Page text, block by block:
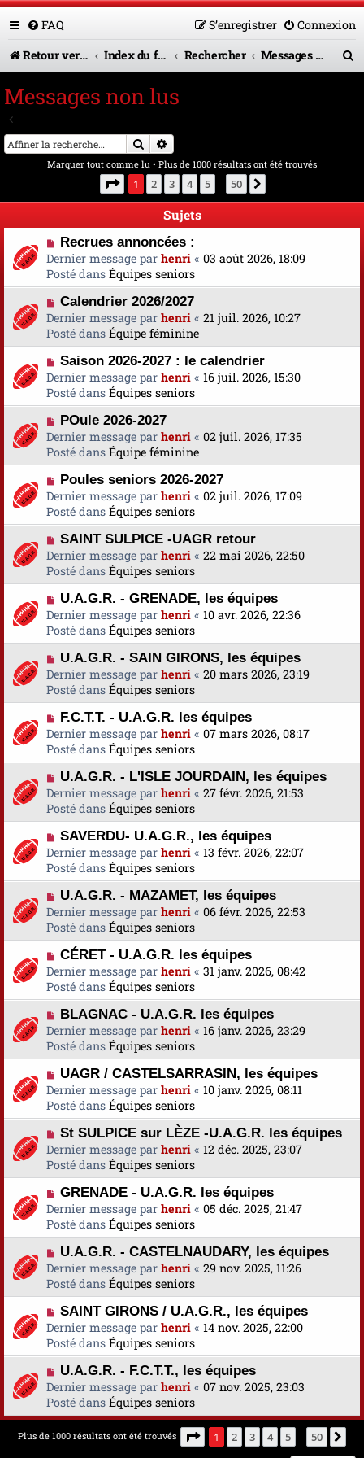
FAQ Connexion
S’enregistrer
Retour vers le site U.A.G.R.
Index du forum Rechercher Messages non lus
c
h
Messages non lus
Rechercher
Marquer tout comme lu • Plus de 1000 résultats ont été trouvés
Page 1sur50
1 2 3 4 5 50
Sujets
N
o
u
v
e
a
u
m
e
s
s
a
g
e
Recrues annoncées :
Dernier message par henri « 03 août 2026, 18:09
Posté dans Équipes seniors
N
o
u
v
e
a
u
m
e
s
s
a
g
e
Calendrier 2026/2027
Dernier message par henri « 21 juil. 2026, 10:27
Posté dans Équipe féminine
N
o
u
v
e
a
u
m
e
s
s
a
g
e
Saison 2026-2027 : le calendrier
Dernier message par henri « 16 juil. 2026, 15:30
Posté dans Équipes seniors
N
o
u
v
e
a
u
m
e
s
s
a
g
e
POule 2026-2027
Dernier message par henri « 02 juil. 2026, 17:35
Posté dans Équipe féminine
N
o
u
v
e
a
u
m
e
s
s
a
g
e
Poules seniors 2026-2027
Dernier message par henri « 02 juil. 2026, 17:09
Posté dans Équipes seniors
N
o
u
v
e
a
u
m
e
s
s
a
g
e
SAINT SULPICE -UAGR retour
Dernier message par henri « 22 mai 2026, 22:50
Posté dans Équipes seniors
N
o
u
v
e
a
u
m
e
s
s
a
g
e
U.A.G.R. - GRENADE, les équipes
Dernier message par henri « 10 avr. 2026, 22:36
Posté dans Équipes seniors
N
o
u
v
e
a
u
m
e
s
s
a
g
e
U.A.G.R. - SAIN GIRONS, les équipes
Dernier message par henri « 20 mars 2026, 23:19
Posté dans Équipes seniors
N
o
u
v
e
a
u
m
e
s
s
a
g
e
F.C.T.T. - U.A.G.R. les équipes
Dernier message par henri « 07 mars 2026, 08:17
Posté dans Équipes seniors
N
o
u
v
e
a
u
m
e
s
s
a
g
e
U.A.G.R. - L'ISLE JOURDAIN, les équipes
Dernier message par henri « 27 févr. 2026, 21:53
Posté dans Équipes seniors
N
o
u
v
e
a
u
m
e
s
s
a
g
e
SAVERDU- U.A.G.R., les équipes
Dernier message par henri « 13 févr. 2026, 22:07
Posté dans Équipes seniors
N
o
u
v
e
a
u
m
e
s
s
a
g
e
U.A.G.R. - MAZAMET, les équipes
Dernier message par henri « 06 févr. 2026, 22:53
Posté dans Équipes seniors
N
o
u
v
e
a
u
m
e
s
s
a
g
e
CÉRET - U.A.G.R. les équipes
Dernier message par henri « 31 janv. 2026, 08:42
Posté dans Équipes seniors
N
o
u
v
e
a
u
m
e
s
s
a
g
e
BLAGNAC - U.A.G.R. les équipes
Dernier message par henri « 16 janv. 2026, 23:29
Posté dans Équipes seniors
N
o
u
v
e
a
u
m
e
s
s
a
g
e
UAGR / CASTELSARRASIN, les équipes
Dernier message par henri « 10 janv. 2026, 08:11
Posté dans Équipes seniors
N
o
u
v
e
a
u
m
e
s
s
a
g
e
St SULPICE sur LÈZE -U.A.G.R. les équipes
Dernier message par henri « 12 déc. 2025, 23:07
Posté dans Équipes seniors
N
o
u
v
e
a
u
m
e
s
s
a
g
e
GRENADE - U.A.G.R. les équipes
Dernier message par henri « 05 déc. 2025, 21:47
Posté dans Équipes seniors
N
o
u
v
e
a
u
m
e
s
s
a
g
U.A.G.R. - CASTELNAUDARY, les équipes
Dernier message par henri « 29 nov. 2025, 11:26
Posté dans Équipes seniors
N
o
u
v
e
a
u
m
e
SAINT GIRONS / U.A.G.R., les équipes
Dernier message par henri « 14 nov. 2025, 22:00
Posté dans Équipes seniors
N
o
u
v
e
U.A.G.R. - F.C.T.T., les équipes
Dernier message par henri « 07 nov. 2025, 23:03
Posté dans Équipes seniors
Plus de 1000 résultats ont été trouvés Page 1sur50
1 2 3 4 5 50